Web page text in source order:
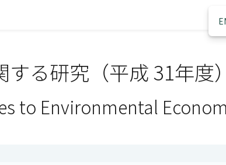
る研究（平成 31年度）
to Environmental